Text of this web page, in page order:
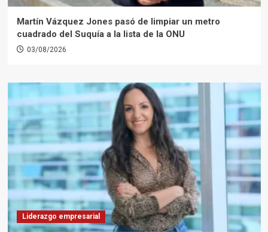
Martín Vázquez Jones pasó de limpiar un metro
cuadrado del Suquía a la lista de la ONU
03/08/2026
Liderazgo empresarial